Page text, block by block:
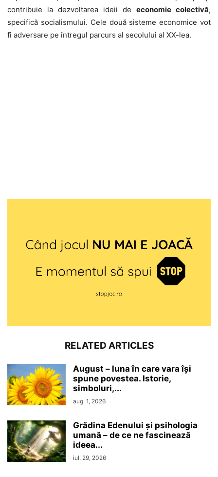
contribuie la dezvoltarea ideii de economie colectivă,
specifică socialismului. Cele două sisteme economice vot
fi adversare pe întregul parcurs al secolului al XX-lea.
RELATED ARTICLES
August – luna în care vara își
spune povestea. Istorie,
simboluri,...
aug. 1, 2026
Grădina Edenului și psihologia
umană – de ce ne fascinează
ideea...
iul. 29, 2026